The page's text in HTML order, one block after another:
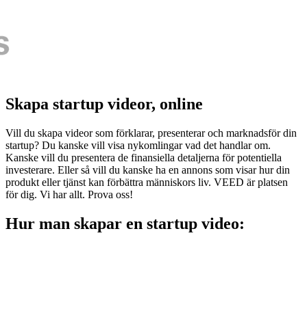
Skapa startup videor, online
Vill du skapa videor som förklarar, presenterar och marknadsför din
startup? Du kanske vill visa nykomlingar vad det handlar om.
Kanske vill du presentera de finansiella detaljerna för potentiella
investerare. Eller så vill du kanske ha en annons som visar hur din
produkt eller tjänst kan förbättra människors liv. VEED är platsen
för dig. Vi har allt. Prova oss!
Hur man skapar en startup video: